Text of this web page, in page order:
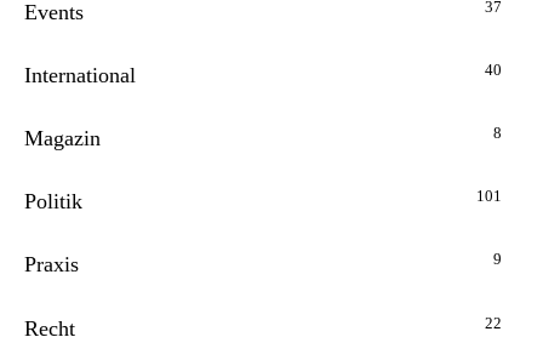
Events 37
International 40
Magazin 8
Politik 101
Praxis 9
Recht 22